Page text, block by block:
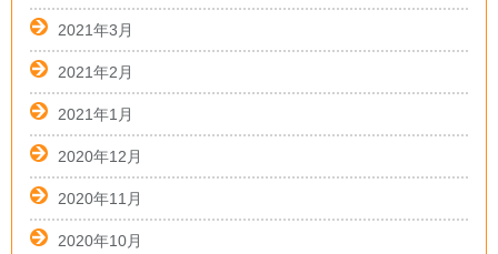
2021年3月
2021年2月
2021年1月
2020年12月
2020年11月
2020年10月